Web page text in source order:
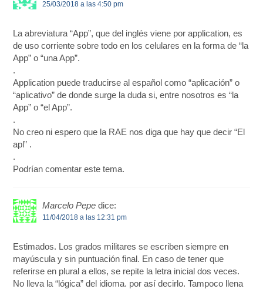
25/03/2018 a las 4:50 pm
La abreviatura “App”, que del inglés viene por application, es
de uso corriente sobre todo en los celulares en la forma de “la
App” o “una App”.
.
Application puede traducirse al español como “aplicación” o
“aplicativo” de donde surge la duda si, entre nosotros es “la
App” o “el App”.
.
No creo ni espero que la RAE nos diga que hay que decir “El
apl” .
.
Podrían comentar este tema.
Marcelo Pepe dice:
11/04/2018 a las 12:31 pm
Estimados. Los grados militares se escriben siempre en
mayúscula y sin puntuación final. En caso de tener que
referirse en plural a ellos, se repite la letra inicial dos veces.
No lleva la “lógica” del idioma. por así decirlo. Tampoco llena